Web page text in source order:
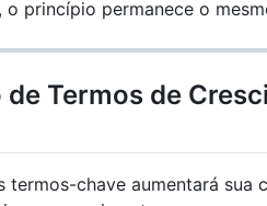
princípio permanece o
de Termos de
termos-chave aumentará sua